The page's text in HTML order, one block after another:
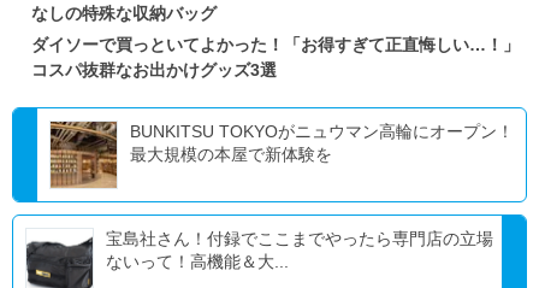
なしの特殊な収納バッグ
ダイソーで買っといてよかった！「お得すぎて正直悔しい…！」
コスパ抜群なお出かけグッズ3選
BUNKITSU TOKYOがニュウマン高輪にオープン！
最大規模の本屋で新体験を
宝島社さん！付録でここまでやったら専門店の立場
ないって！高機能＆大...